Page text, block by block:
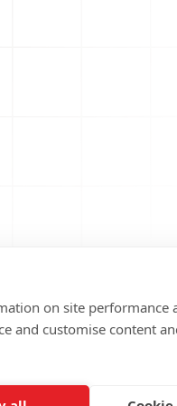
on site performance
and customise content